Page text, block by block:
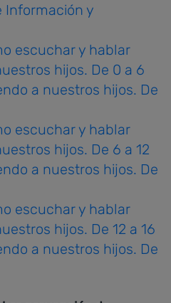
Información y
escuchar y hablar
hijos. De 0 a 6
a nuestros hijos. De
escuchar y hablar
hijos. De 6 a 12
a nuestros hijos. De
escuchar y hablar
hijos. De 12 a 16
a nuestros hijos. De